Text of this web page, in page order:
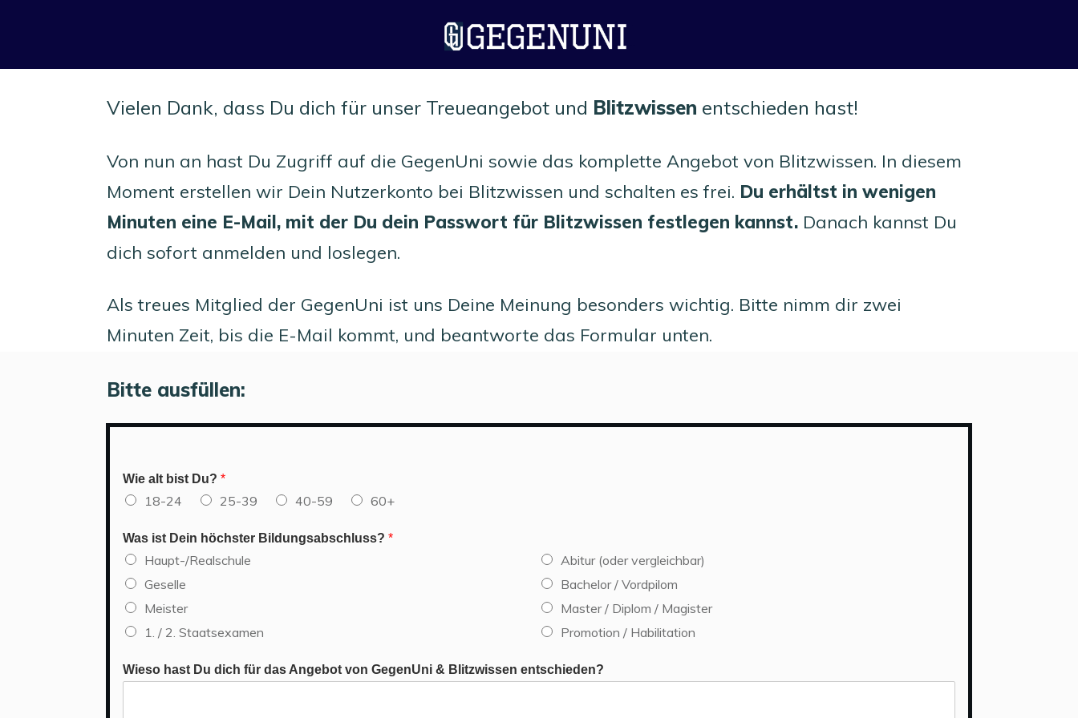
Vielen Dank, dass Du dich für unser Treueangebot und Blitzwissen entschieden hast!
Von nun an hast Du Zugriff auf die GegenUni sowie das komplette Angebot von Blitzwissen. In diesem
Moment erstellen wir Dein Nutzerkonto bei Blitzwissen und schalten es frei. Du erhältst in wenigen
Minuten eine E-Mail, mit der Du dein Passwort für Blitzwissen festlegen kannst. Danach kannst Du
dich sofort anmelden und loslegen.
Als treues Mitglied der GegenUni ist uns Deine Meinung besonders wichtig. Bitte nimm dir zwei
Minuten Zeit, bis die E-Mail kommt, und beantworte das Formular unten.
Bitte ausfüllen:
Wie alt bist Du? *
18-24 25-39 40-59 60+
Was ist Dein höchster Bildungsabschluss? *
Haupt-/Realschule
Abitur (oder vergleichbar)
Geselle
Bachelor / Vordpilom
Meister
Master / Diplom / Magister
1. / 2. Staatsexamen
Promotion / Habilitation
Wieso hast Du dich für das Angebot von GegenUni & Blitzwissen entschieden?